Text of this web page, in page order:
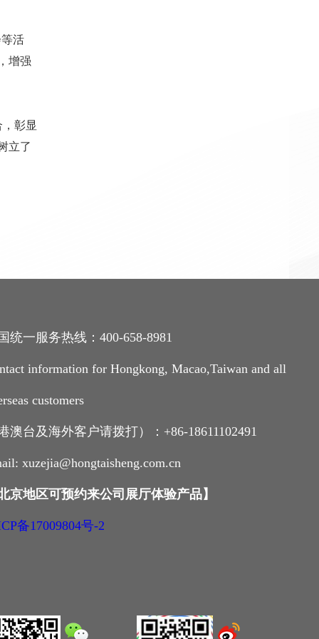
活
增强
彰显
立了
统一服务热线：400-658-8981
information for Hongkong, Macao,Taiwan and all
customers
港澳台及海外客户请拨打）：+86-18611102491
xuzejia@hongtaisheng.com.cn
京地区可预约来公司展厅体验产品】
备17009804号-2